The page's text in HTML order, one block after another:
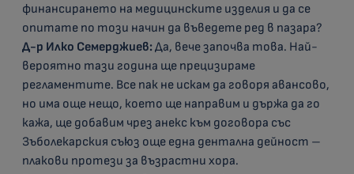
финансирането на медицинските изделия и да се
опитате по този начин да въведете ред в пазара?
Д-р Илко Семерджиев:Да, вече започва това. Най-
вероятно тази година ще прецизираме
регламентите. Все пак не искам да говоря авансово,
но има още нещо, което ще направим и държа да го
кажа, ще добавим чрез анекс към договора със
Зъболекарския съюз още една дентална дейност –
плакови протези за възрастни хора.